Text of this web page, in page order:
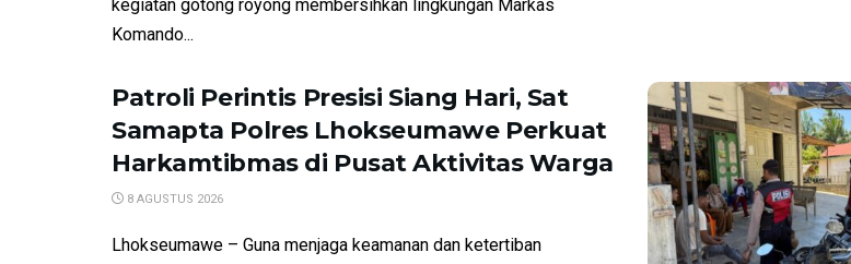
kegiatan gotong royong membersihkan lingkungan Markas
Komando...
Patroli Perintis Presisi Siang Hari, Sat
Samapta Polres Lhokseumawe Perkuat
Harkamtibmas di Pusat Aktivitas Warga
8 AGUSTUS 2026
Lhokseumawe – Guna menjaga keamanan dan ketertiban